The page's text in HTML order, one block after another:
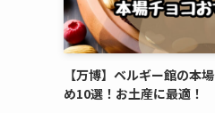
【万博】ベルギー館の本
め10選！お土産に最適！